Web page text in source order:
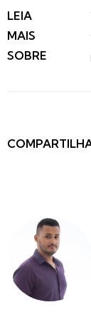
LEIA
MAIS
SOBRE